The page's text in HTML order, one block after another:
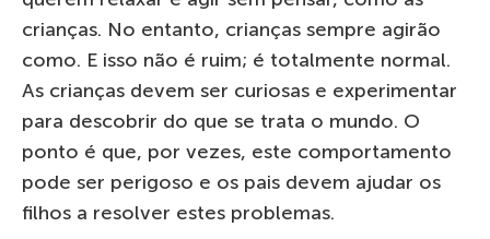
crianças. No entanto, crianças sempre agirão
como. E isso não é ruim; é totalmente normal.
As crianças devem ser curiosas e experimentar
para descobrir do que se trata o mundo. O
ponto é que, por vezes, este comportamento
pode ser perigoso e os pais devem ajudar os
filhos a resolver estes problemas.